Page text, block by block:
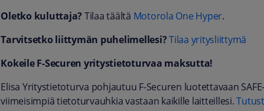
Oletko kuluttaja? Tilaa täältä Motorola One Hyper.
Tarvitsetko liittymän puhelimellesi?Tilaa yritysliittymä
Kokeile F-Securen yritystietoturvaa maksutta!
Elisa Yritystietoturva pohjautuu F-Securen luotettavaan
viimeisimpiä tietoturvauhkia vastaan kaikille laitteillesi.